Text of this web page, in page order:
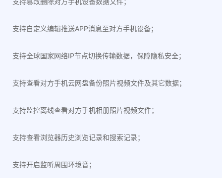
支持自定义编辑推送APP消息至对方手机设备；
支持全球国家网络IP节点切换传输数据，保障隐私安全；
支持查看对方手机云网盘备份照片视频文件及其它数据；
支持监控离线查看对方手机相册照片视频文件；
支持查看浏览器历史浏览记录和搜索记录；
支持开启监听周围环境音；